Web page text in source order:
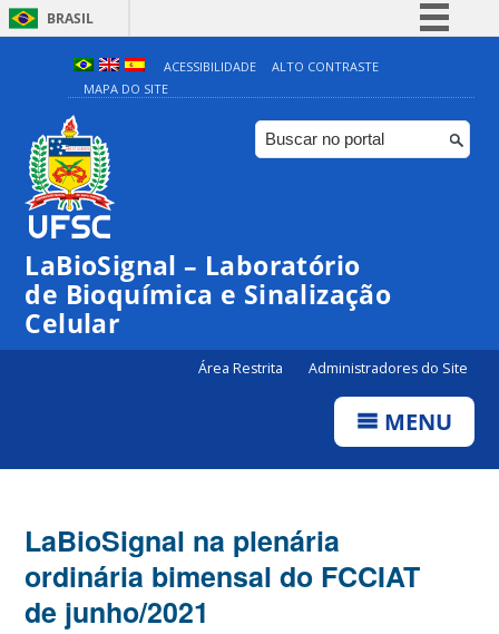
BRASIL
Simplifique!
Comunica BR
Participe
ACESSIBILIDADE
ALTO CONTRASTE
MAPA DO SITE
LaBioSignal – Laboratório
de Bioquímica e Sinalização
Celular
Área Restrita Administradores do Site
MENU
LaBioSignal na plenária
ordinária bimensal do FCCIAT
de junho/2021